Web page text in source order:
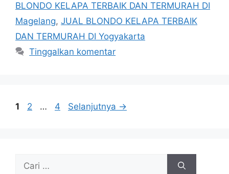
BLONDO KELAPA TERBAIK DAN TERMURAH DI
Magelang, JUAL BLONDO KELAPA TERBAIK
DAN TERMURAH DI Yogyakarta
Tinggalkan komentar
Halaman
1 Halaman
2 … Halaman
4 Selanjutnya →
Cari